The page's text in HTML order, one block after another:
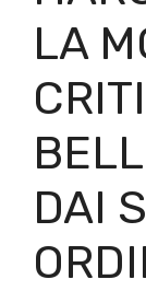
LA
DAI